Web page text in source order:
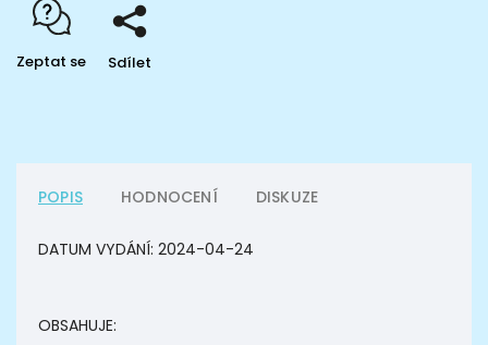
Zeptat se Sdílet
POPIS HODNOCENÍ DISKUZE
DATUM VYDÁNÍ: 2024-04-24
OBSAHUJE: